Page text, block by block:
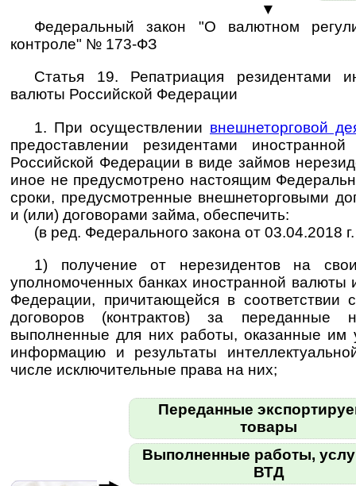
▼
Федеральный закон "О валютном
контроле" № 173-ФЗ
Статья 19. Репатриация резидентами
валюты Российской Федерации
1. При осуществлении внешнеторговой
предоставлении резидентами
Российской Федерации в виде займов
иное не предусмотрено настоящим
сроки, предусмотренные внешнеторговыми
и (или) договорами займа, обеспечить:
(в ред. Федерального закона от 03.04.2018
1) получение от нерезидентов на
уполномоченных банках иностранной валюты
Федерации, причитающейся в соответствии
договоров (контрактов) за переданные
выполненные для них работы, оказанные им
информацию и результаты
числе исключительные права на них;
Переданные
товары
Выполненные работы,
ВТД